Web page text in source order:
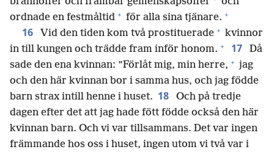
ordnade en festmåltid + för alla sina tjänare. +
16 Vid den tiden kom två prostituerade + kvinnor
in till kungen och trädde fram inför honom. + 17
Då
sade den ena kvinnan: ”Förlåt mig, min herre, + jag
och den här kvinnan bor i samma hus, och jag födde
barn strax intill henne i huset. 18
Och på tredje
dagen efter det att jag hade fött födde också den här
kvinnan barn. Och vi var tillsammans. Det var ingen
främmande hos oss i huset, ingen utom vi två var i